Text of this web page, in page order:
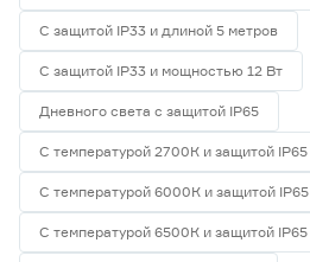
С защитой IP33 и длиной 5 метров
С защитой IP33 и мощностью 12 Вт
Дневного света с защитой IP65
С температурой 2700К и защитой IP65
С температурой 6000К и защитой IP65
С температурой 6500К и защитой IP65